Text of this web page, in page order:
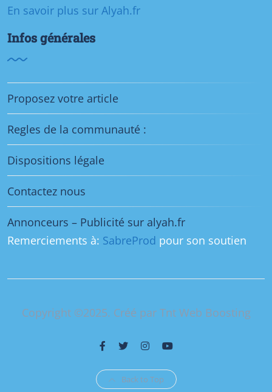
En savoir plus sur Alyah.fr
Infos générales
Proposez votre article
Regles de la communauté :
Dispositions légale
Contactez nous
Annonceurs – Publicité sur alyah.fr
Remerciements à: SabreProd pour son soutien
Copyright ©2025. Créé par Tnt Web Boosting
Back to Top